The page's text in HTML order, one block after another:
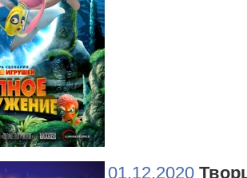
01.12.2020